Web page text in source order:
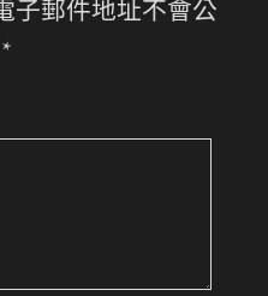
子郵件地址不會公
*